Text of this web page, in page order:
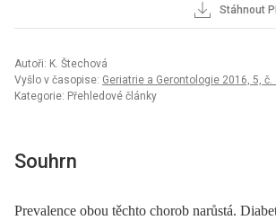
Stáhnout
Autoři: K. Štechová
Vyšlo v časopise: Geriatrie a Gerontologie 2016, 5, č.
Kategorie: Přehledové články
Souhrn
Prevalence obou těchto chorob narůstá.